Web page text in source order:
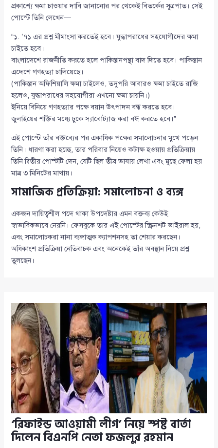
প্রকাশ্যে ক্ষমা চাওয়ার দাবি জানানোর পর থেকেই বিতর্কের সূত্রপাত। সেই
পোস্টে তিনি লেখেন—
“১. ’৭১ এর প্রশ্ন মীমাংসা করতেই হবে। যুদ্ধাপরাধের সহযোগীদের ক্ষমা
চাইতে হবে।
বাংলাদেশে রাজনীতি করতে হলে পাকিস্তানপন্থা বাদ দিতে হবে। পাকিস্তান
এদেশে গণহত্যা চালিয়েছে।
(পাকিস্তান অফিশিয়ালি ক্ষমা চাইলেও, তদুপরি আবারও ক্ষমা চাইতে রাজি
হলেও, যুদ্ধাপরাধের সহযোগীরা এখনো ক্ষমা চায়নি।)
ইনিয়ে বিনিয়ে গণহত্যার পক্ষে বয়ান উৎপাদন বন্ধ করতে হবে।
জুলাইয়ের শক্তির মধ্যে ঢুকে স্যাবোট্যাজ করা বন্ধ করতে হবে।”
এই পোস্টে তাঁর বক্তব্যের পর একাধিক পক্ষের সমালোচনার মুখে পড়েন
তিনি। ধারণা করা হচ্ছে, তার পরিবার নিয়েও কটাক্ষ হওয়ায় প্রতিক্রিয়ায়
তিনি দ্বিতীয় পোস্টটি দেন, যেটি ছিল তীব্র ভাষায় লেখা এবং মুছে ফেলা হয়
মাত্র ৩ মিনিটের মাথায়।
সামাজিক প্রতিক্রিয়া: সমালোচনা ও ব্যঙ্গ
একজন দায়িত্বশীল পদে থাকা উপদেষ্টার এমন বক্তব্য কেউই
স্বাভাবিকভাবে নেয়নি। ফেসবুকে তার এই পোস্টের স্ক্রিনশট ভাইরাল হয়,
এবং সমালোচকরা নানা ব্যঙ্গাত্মক ক্যাপশনসহ তা শেয়ার করছেন।
অধিকাংশ প্রতিক্রিয়া নেতিবাচক এবং অনেকেই তাঁর অবস্থান নিয়ে প্রশ্ন
তুলছেন।
‘রিফাইন্ড আওয়ামী লীগ’ নিয়ে স্পষ্ট বার্তা
দিলেন বিএনপি নেতা ফজলুর রহমান